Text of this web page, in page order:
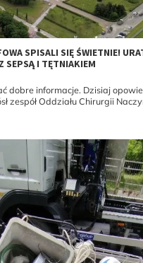
SPISALI SIĘ ŚWIETNIE!
SEPSĄ I TĘTNIAKIEM
dobre informacje. Dzisiaj
zespół Oddziału Chirurgii